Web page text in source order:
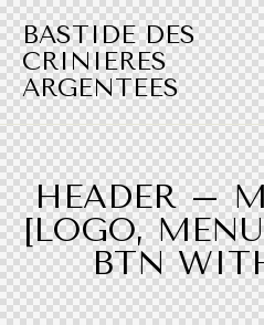
BASTIDE DES
CRINIERES
ARGENTEES​
HEADER –
[LOGO,
BTN